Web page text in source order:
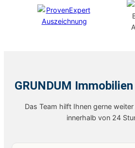
GRUNDUM
Das Team hilft Ihnen gerne
innerhalb von 24